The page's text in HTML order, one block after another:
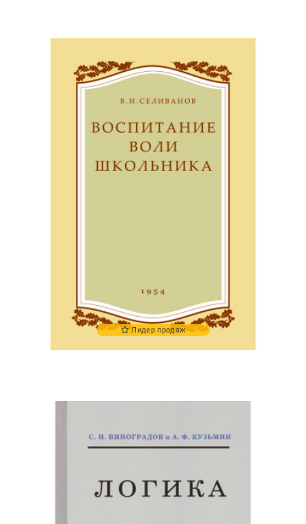
Лидер продаж